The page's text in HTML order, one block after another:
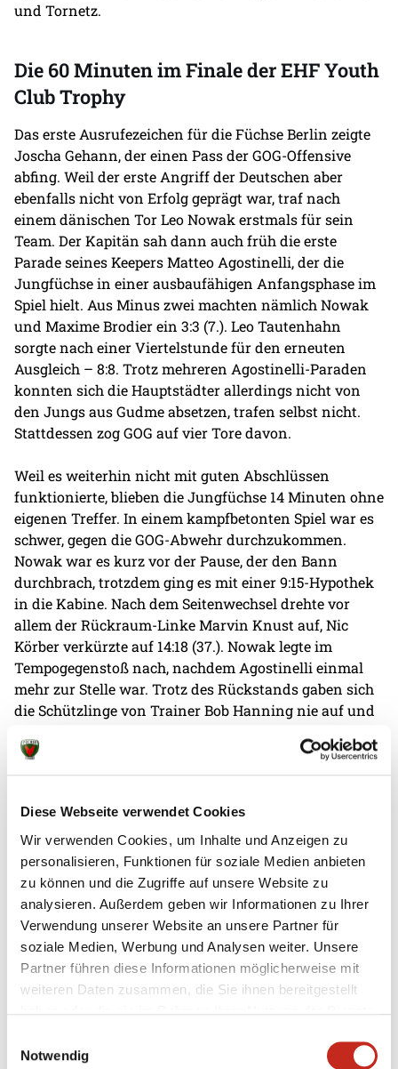
Diese Webseite verwendet Cookies
Wir verwenden Cookies, um Inhalte und Anzeigen zu
personalisieren, Funktionen für soziale Medien anbieten
zu können und die Zugriffe auf unsere Website zu
analysieren. Außerdem geben wir Informationen zu Ihrer
Verwendung unserer Website an unsere Partner für
soziale Medien, Werbung und Analysen weiter. Unsere
Partner führen diese Informationen möglicherweise mit
weiteren Daten zusammen, die Sie ihnen bereitgestellt
Notwendig
und Tornetz.
Die 60 Minuten im Finale der EHF Youth
Club Trophy
Das erste Ausrufezeichen für die Füchse Berlin zeigte
Joscha Gehann, der einen Pass der GOG-Offensive
abfing. Weil der erste Angriff der Deutschen aber
ebenfalls nicht von Erfolg geprägt war, traf nach
einem dänischen Tor Leo Nowak erstmals für sein
Team. Der Kapitän sah dann auch früh die erste
Parade seines Keepers Matteo Agostinelli, der die
Jungfüchse in einer ausbaufähigen Anfangsphase im
Spiel hielt. Aus Minus zwei machten nämlich Nowak
und Maxime Brodier ein 3:3 (7.). Leo Tautenhahn
sorgte nach einer Viertelstunde für den erneuten
Ausgleich – 8:8. Trotz mehreren Agostinelli-Paraden
konnten sich die Hauptstädter allerdings nicht von
den Jungs aus Gudme absetzen, trafen selbst nicht.
Stattdessen zog GOG auf vier Tore davon.
Weil es weiterhin nicht mit guten Abschlüssen
funktionierte, blieben die Jungfüchse 14 Minuten ohne
eigenen Treffer. In einem kampfbetonten Spiel war es
schwer, gegen die GOG-Abwehr durchzukommen.
Nowak war es kurz vor der Pause, der den Bann
durchbrach, trotzdem ging es mit einer 9:15-Hypothek
in die Kabine. Nach dem Seitenwechsel drehte vor
allem der Rückraum-Linke Marvin Knust auf, Nic
Körber verkürzte auf 14:18 (37.). Nowak legte im
Tempogegenstoß nach, nachdem Agostinelli einmal
mehr zur Stelle war. Trotz des Rückstands gaben sich
die Schützlinge von Trainer Bob Hanning nie auf und
Tautenhahn eröffnete mit einer schönen und
Berliner weiter alles gaben, jedoch nicht entscheidend
herankamen. Gehann, Nowak und Co. trugen sich
zwar noch einmal in die Torschützenliste ein, aber
GOG konnte den Abstand konstant komfortabel
halten. Auch Dominik Barth setzte sich stark durch
zum 22:25 (51.). Bei Minus drei, zwei roten Karten für
die Dänen und noch neun Minuten zu spielen keimte
neue Hoffnung auf. Allerdings fehlte am Ende der
letzte Punch, sodass es eine 26:23-Finalniederlage
Stimme und Statistik